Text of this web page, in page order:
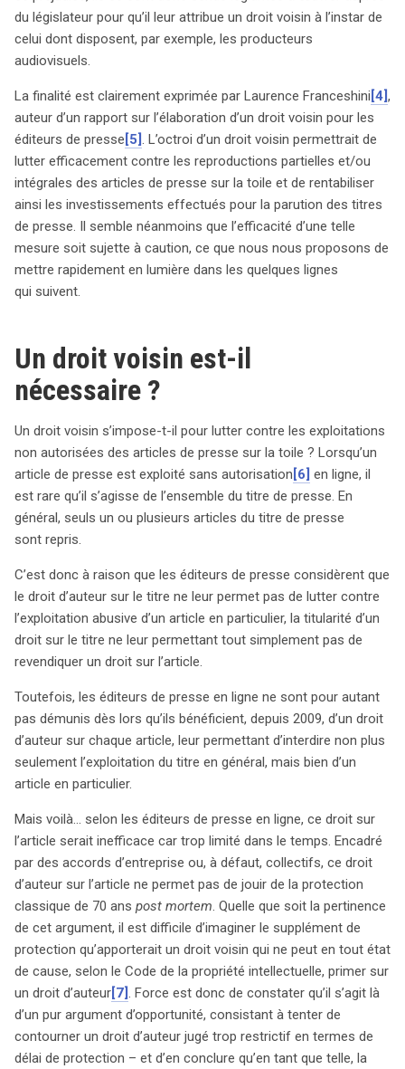
du législateur pour qu’il leur attribue un droit voisin à l’instar de
celui dont disposent, par exemple, les producteurs
audiovisuels.
La finalité est clairement exprimée par Laurence Franceshini [4],
auteur d’un rapport sur l’élaboration d’un droit voisin pour les
éditeurs de presse [5]. L’octroi d’un droit voisin permettrait de
lutter efficacement contre les reproductions partielles et/ou
intégrales des articles de presse sur la toile et de rentabiliser
ainsi les investissements effectués pour la parution des titres
de presse. Il semble néanmoins que l’efficacité d’une telle
mesure soit sujette à caution, ce que nous nous proposons de
mettre rapidement en lumière dans les quelques lignes
qui suivent.
Un droit voisin est-il
nécessaire ?
Un droit voisin s’impose-t-il pour lutter contre les exploitations
non autorisées des articles de presse sur la toile ? Lorsqu’un
article de presse est exploité sans autorisation [6] en ligne, il
est rare qu’il s’agisse de l’ensemble du titre de presse. En
général, seuls un ou plusieurs articles du titre de presse
sont repris.
C’est donc à raison que les éditeurs de presse considèrent que
le droit d’auteur sur le titre ne leur permet pas de lutter contre
l’exploitation abusive d’un article en particulier, la titularité d’un
droit sur le titre ne leur permettant tout simplement pas de
revendiquer un droit sur l’article.
Toutefois, les éditeurs de presse en ligne ne sont pour autant
pas démunis dès lors qu’ils bénéficient, depuis 2009, d’un droit
d’auteur sur chaque article, leur permettant d’interdire non plus
seulement l’exploitation du titre en général, mais bien d’un
article en particulier.
Mais voilà… selon les éditeurs de presse en ligne, ce droit sur
l’article serait inefficace car trop limité dans le temps. Encadré
par des accords d’entreprise ou, à défaut, collectifs, ce droit
d’auteur sur l’article ne permet pas de jouir de la protection
classique de 70 ans post mortem. Quelle que soit la pertinence
de cet argument, il est difficile d’imaginer le supplément de
protection qu’apporterait un droit voisin qui ne peut en tout état
de cause, selon le Code de la propriété intellectuelle, primer sur
un droit d’auteur[7]. Force est donc de constater qu’il s’agit là
d’un pur argument d’opportunité, consistant à tenter de
contourner un droit d’auteur jugé trop restrictif en termes de
délai de protection – et d’en conclure qu’en tant que telle, la